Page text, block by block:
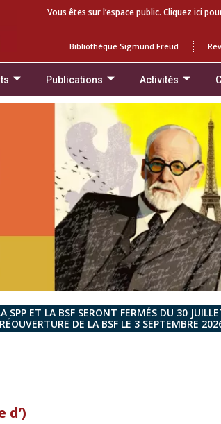
Vous êtes sur l’espace public. Cliquez ici
Bibliothèque Sigmund Freud
Publications Activités
SPP ET LA BSF SERONT FERMÉS DU 30
RÉOUVERTURE DE LA BSF LE 3 SEPTEMBRE
d’)